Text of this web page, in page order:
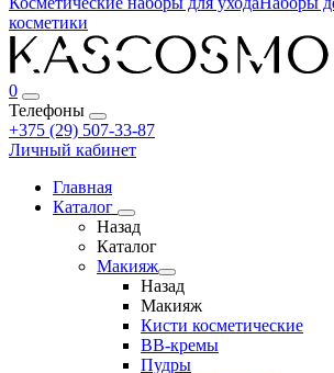
косметики
0
Телефоны
+375 (29) 507-33-87
Личный кабинет
Главная
Каталог
Назад
Каталог
Макияж
Назад
Макияж
Кисти косметические
BB-кремы
Пудры